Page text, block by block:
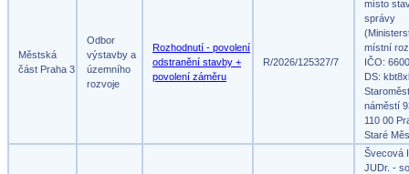
Městská
část Praha 3
Odbor
výstavby a
územního
rozvoje
Rozhodnutí - povolení
odstranění stavby +
povolení záměru
R/2026/125327/7
místo
správy
místní
IČO:
DS:
náměstí
110 00
Staré
Švecová
JUDr. -